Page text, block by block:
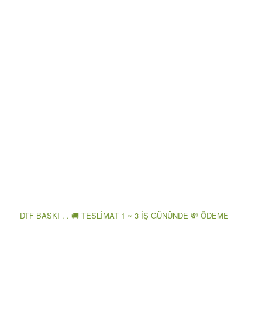
DTF BASKI . . 🚚 TESLİMAT 1 ~ 3 İŞ GÜNÜNDE 💸 ÖDEME